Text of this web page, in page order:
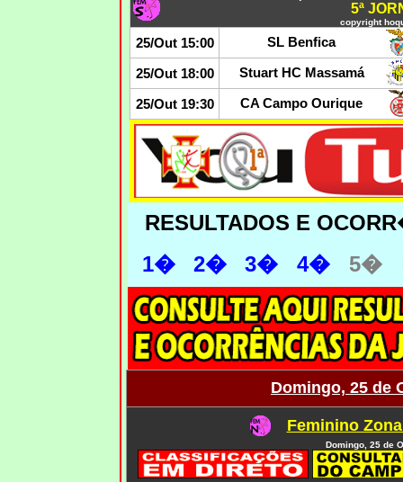
5ª
copyright
25/Out 15:00 SL Benfica
25/Out 18:00 Stuart HC Massamá
25/Out 19:30 CA Campo Ourique
RESULTADOS E
1�
2� 3� 4� 5�
Domingo, 25 de
Feminino
Domingo, 25 de